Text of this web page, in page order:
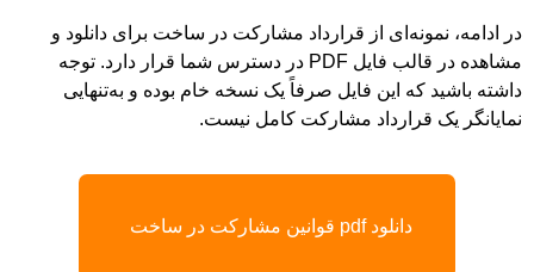
در ادامه، نمونه‌ای از قرارداد مشارکت در ساخت برای دانلود و
مشاهده در قالب فایل PDF در دسترس شما قرار دارد. توجه
داشته باشید که این فایل صرفاً یک نسخه خام بوده و به‌تنهایی
نمایانگر یک قرارداد مشارکت کامل نیست.
دانلود pdf قوانین مشارکت در ساخت